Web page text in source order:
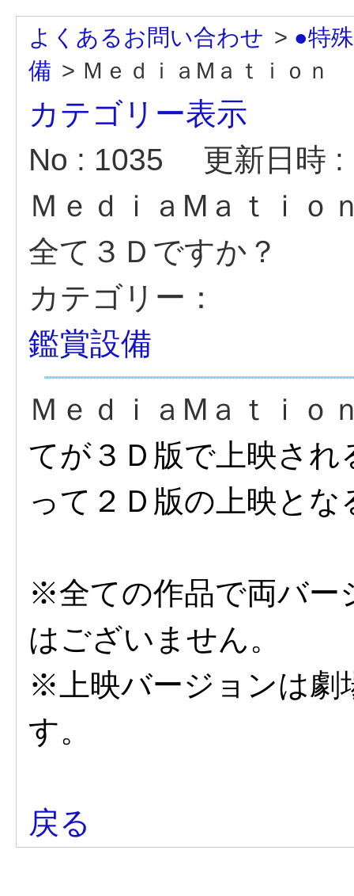
よくあるお問い合わせ > ●特
備 > ＭｅｄｉａMａｔｉｏｎ
カテゴリー表示
No : 1035
更新日時
ＭｅｄｉａMａｔｉ
全て３Ｄですか？
カテゴリー：
鑑賞設備
ＭｅｄｉａMａｔｉ
てが３Ｄ版で上映さ
って２Ｄ版の上映と
※全ての作品で両バー
はございません。
※上映バージョンは劇
す。
戻る